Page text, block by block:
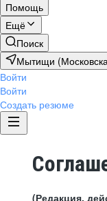
Помощь
Ещё
Поиск
Мытищи
Войти
Войти
Создать резюме
(Редакция,